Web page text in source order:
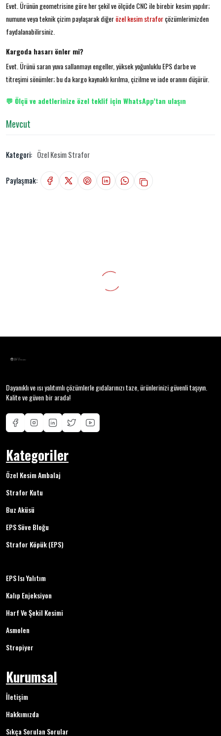
Evet. Ürünün geometrisine göre her şekil ve ölçüde CNC ile birebir kesim yapılır;
numune veya teknik çizim paylaşarak diğerözel kesim straforçözümlerimizden
faydalanabilirsiniz.
Kargoda hasarı önler mi?
Evet. Ürünü saran yuva sallanmayı engeller, yüksek yoğunluklu EPS darbe ve
titreşimi sönümler; bu da kargo kaynaklı kırılma, çizilme ve iade oranını düşürür.
💬 Ölçü ve adetlerinize özel teklif için WhatsApp’tan ulaşın
Mevcut
Kategori: Özel Kesim Strafor
Paylaşmak:
Dayanıklı ve ısı yalıtımlı çözümlerle gıdalarınızı taze, ürünlerinizi güvenli taşıyın.
Kalite ve güven bir arada!
Kategoriler
Özel Kesim Ambalaj
Strafor Kutu
Buz Aküsü
EPS Söve Bloğu
Strafor Köpük (EPS)
EPS Isı Yalıtım
Kalıp Enjeksiyon
Harf Ve Şekil Kesimi
Asmolen
Stropiyer
Kurumsal
İletişim
Hakkımızda
Sıkça Sorulan Sorular